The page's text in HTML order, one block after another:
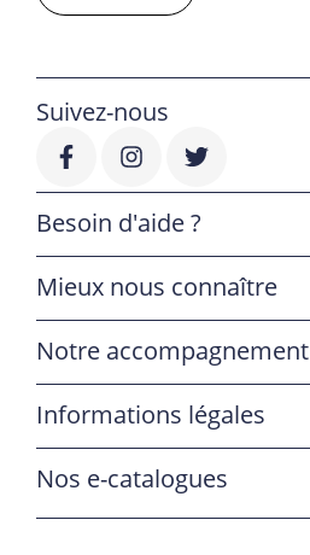
Suivez-nous
Besoin d'aide ?
Mieux nous connaître
Notre accompagnement
Informations légales
Nos e-catalogues